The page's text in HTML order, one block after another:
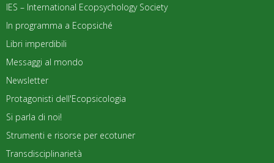
IES – International Ecopsychology Society
In programma a Ecopsiché
Libri imperdibili
Messaggi al mondo
Newsletter
Protagonisti dell'Ecopsicologia
Si parla di noi!
Strumenti e risorse per ecotuner
Transdisciplinarietà